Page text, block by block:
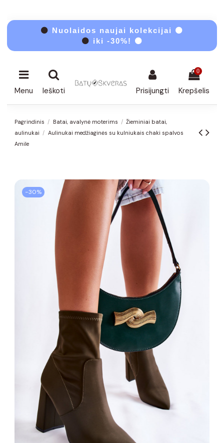
⚫ Nuolaidos naujai kolekcijai ⚫
⚫ iki -30%! ⚫
Menu Ieškoti Prisijungti
0
Krepšelis
Pagrindinis Batai, avalynė moterims
Žieminiai batai,
aulinukai
Aulinukai medžiaginės su kulniukais chaki spalvos
Amile
−30%